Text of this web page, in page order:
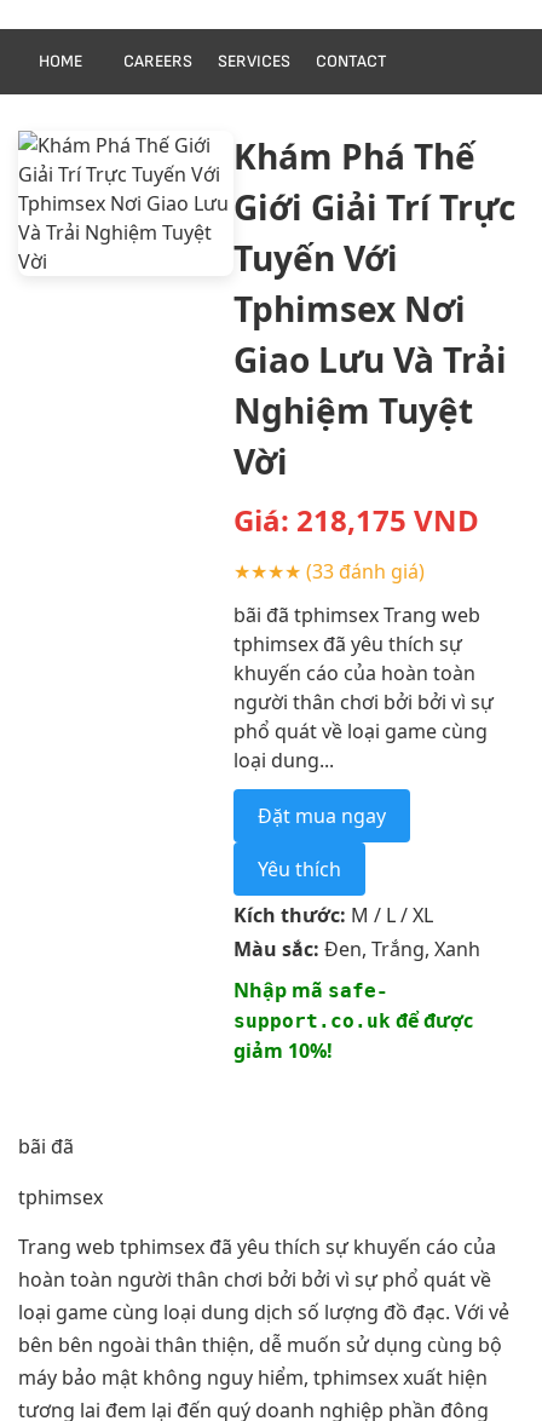
HOME CAREERS SERVICES CONTACT
Khám Phá Thế
Giới Giải Trí Trực
Tuyến Với
Tphimsex Nơi
Giao Lưu Và Trải
Nghiệm Tuyệt
Vời
Giá: 218,175 VND
★★★★ (33 đánh giá)
bãi đã tphimsex Trang web
tphimsex đã yêu thích sự
khuyến cáo của hoàn toàn
người thân chơi bởi bởi vì sự
phổ quát về loại game cùng
loại dung...
Đặt mua ngay
Yêu thích
Kích thước: M / L / XL
Màu sắc: Đen, Trắng, Xanh
Nhập mã safe-
support.co.ukđể được
giảm 10%!
bãi đã
tphimsex
Trang web tphimsex đã yêu thích sự khuyến cáo của
hoàn toàn người thân chơi bởi bởi vì sự phổ quát về
loại game cùng loại dung dịch số lượng đồ đạc. Với vẻ
bên bên ngoài thân thiện, dễ muốn sử dụng cùng bộ
máy bảo mật không nguy hiểm, tphimsex xuất hiện
tương lai đem lại đến quý doanh nghiệp phần đông